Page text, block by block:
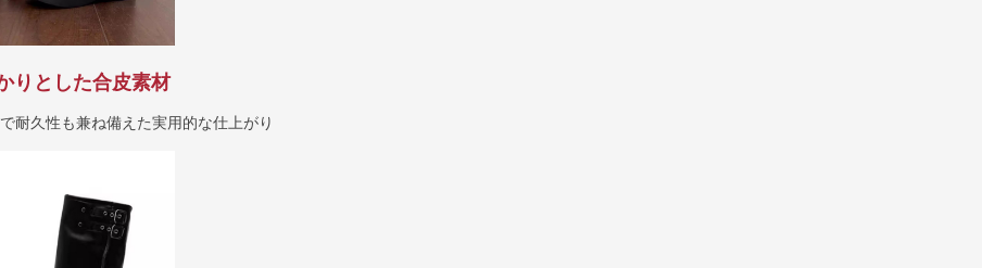
りとした合皮素材
耐久性も兼ね備えた実用的な仕上がり